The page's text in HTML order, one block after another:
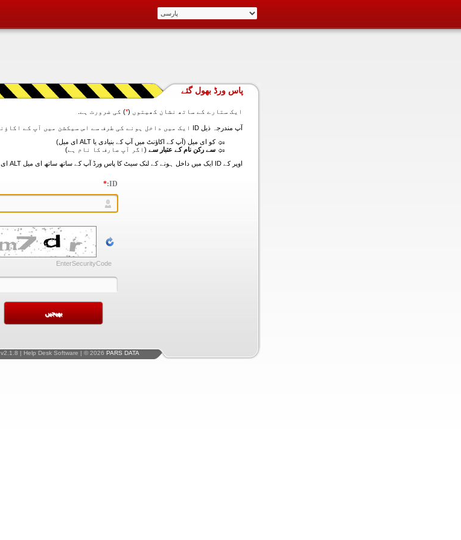
پاس ورڈ بھول گئے
ایک ستارے کے ساتھ نشان کھیتوں (*) کی ضرورت ہے.
آپ مندرجہ ذیل ID ایک میں داخل ہونے کی طرف سے اس سیکشن میں آپ کے اکاؤنٹ کا پاس ورڈ حاصل کر سکتے ہیں:
کو ای میل (آپ کے اکاؤنٹ میں آپ کے بنیادی یا ALT ای میل)
سے رکن نام کے عتبار سے (اگر آپ صارف کا نام ہے)
اوپر کے ID ایک میں داخل ہونے کے لنک سیٹ کا پاس ورڈ آپ کے ساتھ ساتھ ای میل ALT ای میل بھیج دیں گے.
ID:
*
EnterSecurityCode
v2.1.8 | Help Desk Software | © 2026 PARS DATA